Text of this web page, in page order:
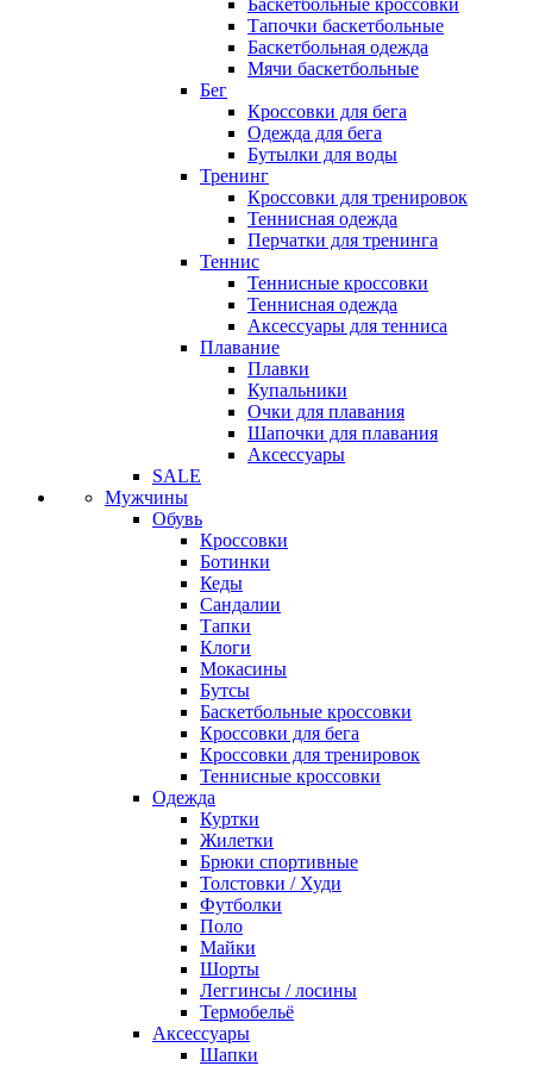
Тапочки баскетбольные
Баскетбольная одежда
Мячи баскетбольные
Бег
Кроссовки для бега
Одежда для бега
Бутылки для воды
Тренинг
Кроссовки для тренировок
Теннисная одежда
Перчатки для тренинга
Теннис
Теннисные кроссовки
Теннисная одежда
Аксессуары для тенниса
Плавание
Плавки
Купальники
Очки для плавания
Шапочки для плавания
Аксессуары
SALE
Мужчины
Обувь
Кроссовки
Ботинки
Кеды
Сандалии
Тапки
Клоги
Мокасины
Бутсы
Баскетбольные кроссовки
Кроссовки для бега
Кроссовки для тренировок
Теннисные кроссовки
Одежда
Куртки
Жилетки
Брюки спортивные
Толстовки / Худи
Футболки
Поло
Майки
Шорты
Леггинсы / лосины
Термобельё
Аксессуары
Шапки